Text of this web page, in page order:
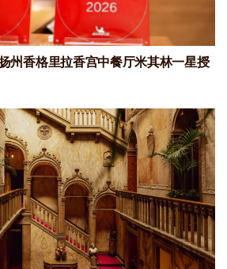
州香格里拉香宫中餐厅米其林一星授